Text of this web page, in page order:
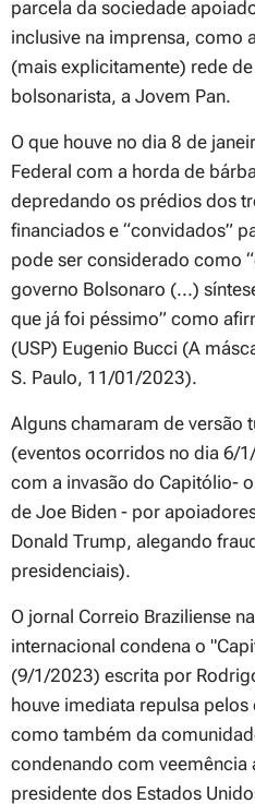
parcela da sociedade
inclusive na imprensa, como
(mais explicitamente) rede
bolsonarista, a Jovem Pan.
O que houve no dia 8 de
Federal com a horda de
depredando os prédios dos
financiados e “convidados”
pode ser considerado como
governo Bolsonaro (...)
que já foi péssimo” como
(USP) Eugenio Bucci (A
S. Paulo, 11/01/2023).
Alguns chamaram de versão
(eventos ocorridos no dia 6/
com a invasão do Capitólio-
de Joe Biden - por
Donald Trump, alegando
presidenciais).
O jornal Correio Braziliense
internacional condena o
(9/1/2023) escrita por
houve imediata repulsa
como também da
condenando com veemência
presidente dos Estados